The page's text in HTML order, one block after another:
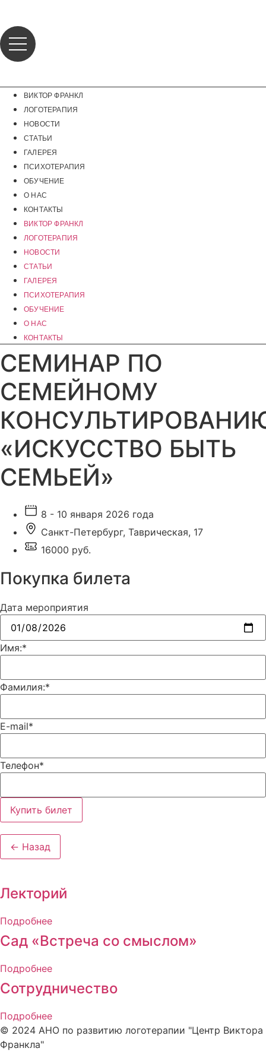
содержимому
ВИКТОР ФРАНКЛ
ЛОГОТЕРАПИЯ
НОВОСТИ
СТАТЬИ
ГАЛЕРЕЯ
ПСИХОТЕРАПИЯ
ОБУЧЕНИЕ
О НАС
КОНТАКТЫ
ВИКТОР ФРАНКЛ
ЛОГОТЕРАПИЯ
НОВОСТИ
СТАТЬИ
ГАЛЕРЕЯ
ПСИХОТЕРАПИЯ
ОБУЧЕНИЕ
О НАС
КОНТАКТЫ
СЕМИНАР ПО
СЕМЕЙНОМУ
«ИСКУССТВО БЫТЬ
СЕМЬЕЙ»
8 - 10 января 2026 года
Санкт-Петербург, Таврическая, 17
16000 руб.
Покупка билета
Дата мероприятия
Имя:*
Фамилия:*
E-mail*
Телефон*
Купить билет
← Назад
Лекторий
Подробнее
Сад «Встреча со смыслом»
Подробнее
Сотрудничество
Подробнее
© 2024 АНО по развитию логотерапии "Центр Виктора
Франкла"